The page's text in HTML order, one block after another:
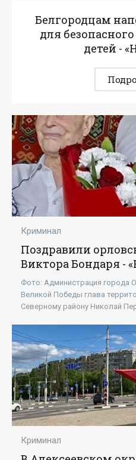
Белгородцам
для
детей -
Криминал
Поздравили
Виктора Бондаря -
Фото: Администрация города
Великой Победы глава
Северному району Николай
Криминал